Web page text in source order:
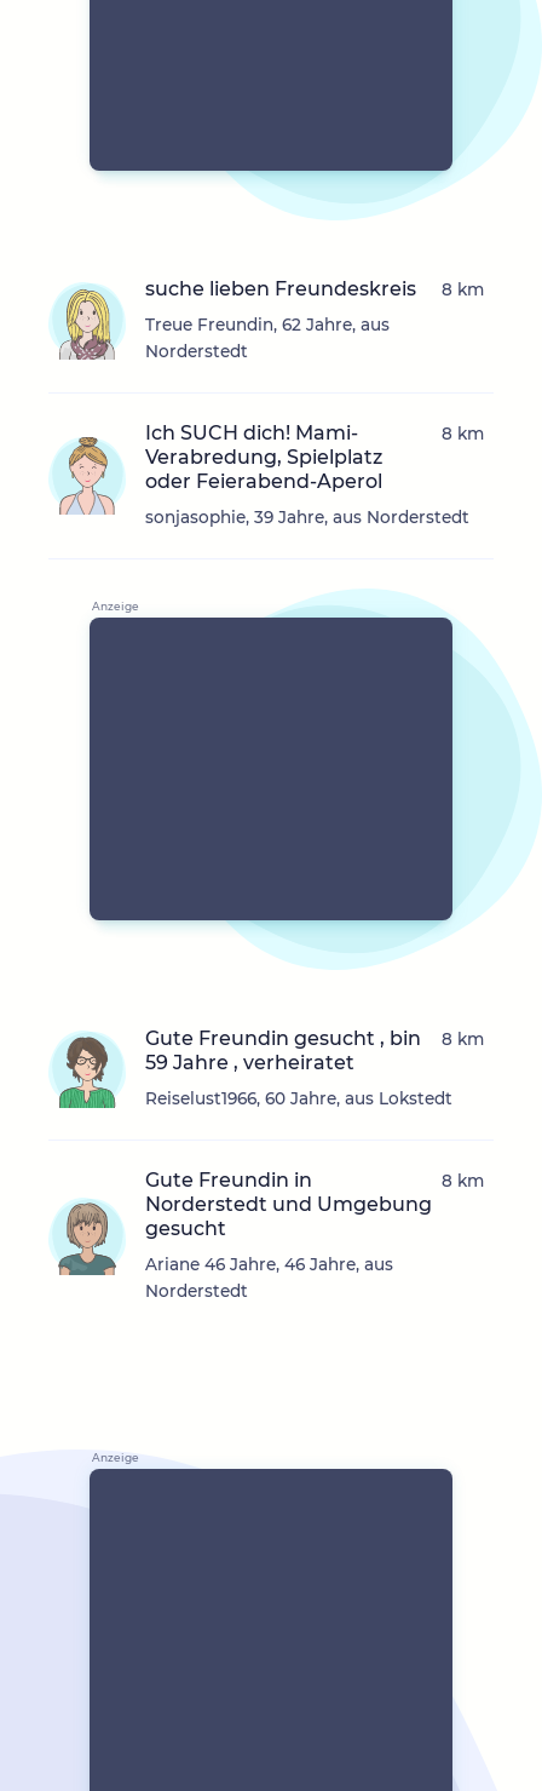
suche lieben Freundeskreis
Treue Freundin, 62 Jahre, aus
Norderstedt
8 km
Ich SUCH dich! Mami-
Verabredung, Spielplatz
oder Feierabend-Aperol
sonjasophie, 39 Jahre, aus Norderstedt
8 km
Gute Freundin gesucht , bin
59 Jahre , verheiratet
Reiselust1966, 60 Jahre, aus Lokstedt
8 km
Gute Freundin in
Norderstedt und Umgebung
gesucht
Ariane 46 Jahre, 46 Jahre, aus
Norderstedt
8 km